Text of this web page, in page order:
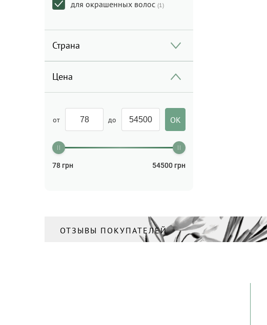
для окрашенных волос (1)
Страна
Цена
от до
78 грн 54500 грн
ОТЗЫВЫ ПОКУПАТЕЛЕЙ